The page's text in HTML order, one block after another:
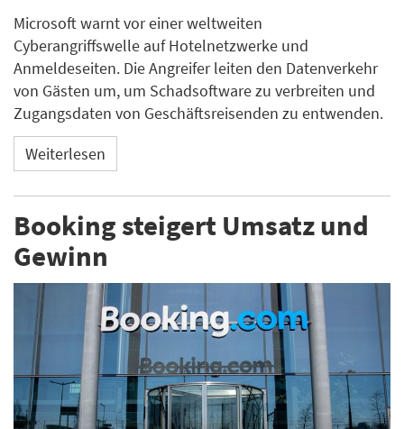
Microsoft warnt vor einer weltweiten
Cyberangriffswelle auf Hotelnetzwerke und
Anmeldeseiten. Die Angreifer leiten den Datenverkehr
von Gästen um, um Schadsoftware zu verbreiten und
Zugangsdaten von Geschäftsreisenden zu entwenden.
Weiterlesen
Booking steigert Umsatz und
Gewinn